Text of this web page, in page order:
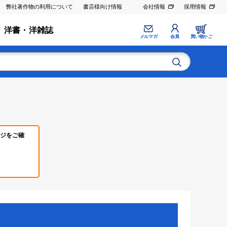
弊社著作物の利用について 書店様向け情報 会社情報 採用情報
洋書・洋雑誌
メルマガ 会員 買い物かご
をご確